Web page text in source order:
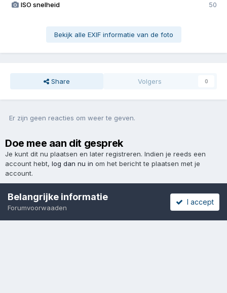
ISO snelheid 50
Bekijk alle EXIF informatie van de foto
Share Volgers 0
Er zijn geen reacties om weer te geven.
Doe mee aan dit gesprek
Je kunt dit nu plaatsen en later registreren. Indien je reeds een
account hebt, log dan nu in om het bericht te plaatsen met je
account.
Belangrijke informatie
Forumvoorwaaden
I accept